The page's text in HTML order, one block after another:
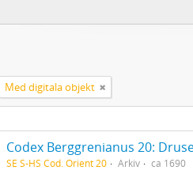
Med digitala objekt
Codex Berggrenianus 20:
SE S-HS Cod. Orient 20 Arkiv ca 1690